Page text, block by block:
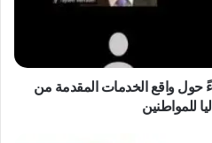
حول واقع الخدمات المقدمة من
للمواطنين